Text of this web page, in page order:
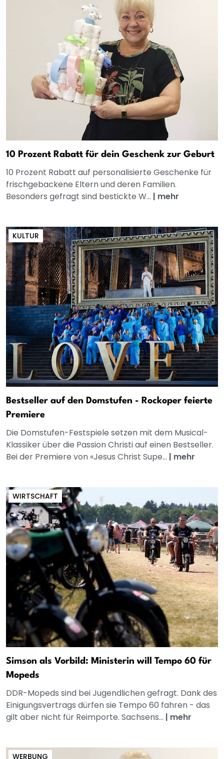
10 Prozent Rabatt für dein Geschenk zur Geburt
10 Prozent Rabatt auf personalisierte Geschenke für
frischgebackene Eltern und deren Familien.
Besonders gefragt sind bestickte W... | mehr
KULTUR
Bestseller auf den Domstufen - Rockoper feierte
Premiere
Die Domstufen-Festspiele setzen mit dem Musical-
Klassiker über die Passion Christi auf einen Bestseller.
Bei der Premiere von «Jesus Christ Supe... | mehr
WIRTSCHAFT
Simson als Vorbild: Ministerin will Tempo 60 für
Mopeds
DDR-Mopeds sind bei Jugendlichen gefragt. Dank des
Einigungsvertrags dürfen sie Tempo 60 fahren - das
gilt aber nicht für Reimporte. Sachsens... | mehr
WERBUNG